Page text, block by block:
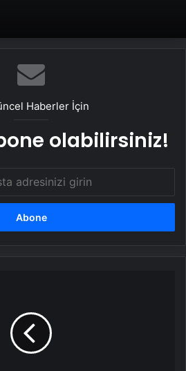
Haberler İçin
olabilirsiniz!